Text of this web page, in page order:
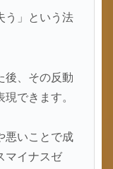
う」という法
後、その反動
できます。
悪いことで成
マイナスゼ